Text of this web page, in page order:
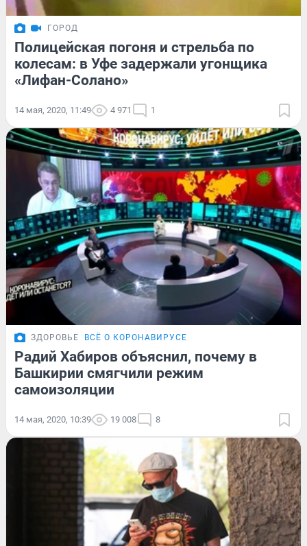
ГОРОД
Полицейская погоня и стрельба по
колесам: в Уфе задержали угонщика
«Лифан-Солано»
14 мая, 2020, 11:49 4 971 1
ЗДОРОВЬЕ ВСЁ О КОРОНАВИРУСЕ
Радий Хабиров объяснил, почему в
Башкирии смягчили режим
самоизоляции
14 мая, 2020, 10:39 19 008 8